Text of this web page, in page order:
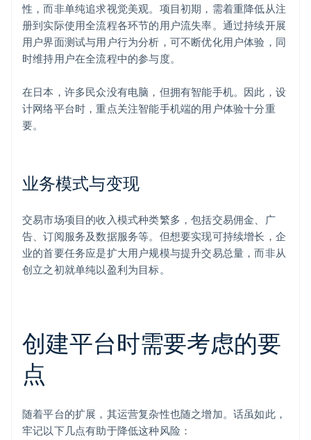
性，而非单纯追求视觉美观。项目初期，需着重降低从注
册到实际使用全流程各环节的用户流失率。通过持续开展
用户界面测试与用户行为分析，可不断优化用户体验，同
时维持用户在全流程中的参与度。
在日本，许多民众没有电脑，但拥有智能手机。因此，设
计网络平台时，重点关注智能手机端的用户体验十分重
要。
业务模式与变现
交易市场项目的收入模式种类繁多，包括交易佣金、广
告、订阅服务及数据服务等。但想要实现可持续增长，企
业的首要任务应是扩大用户规模与提升交易总量，而非从
创立之初就单纯以盈利为目标。
创建平台时需要考虑的要
点
随着平台的扩展，其运营复杂性也随之增加。话虽如此，
牢记以下几点有助于降低这种风险：